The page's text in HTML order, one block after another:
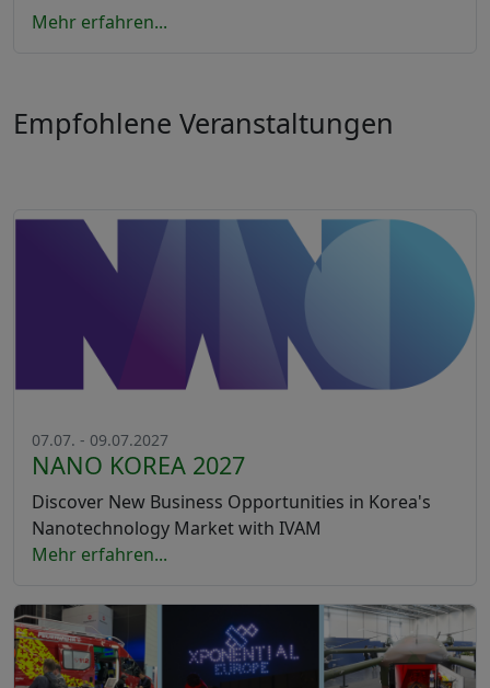
Mehr erfahren...
Empfohlene Veranstaltungen
07.07. - 09.07.2027
NANO KOREA 2027
Discover New Business Opportunities in Korea's
Nanotechnology Market with IVAM
Mehr erfahren...